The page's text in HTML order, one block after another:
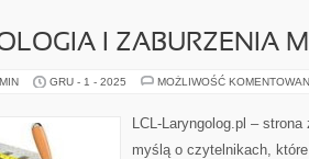
I ZABURZENIA
GRU - 1 - 2025 MOŻLIWOŚĆ
LCL-Laryngolog.pl –
myślą o czytelnikach,